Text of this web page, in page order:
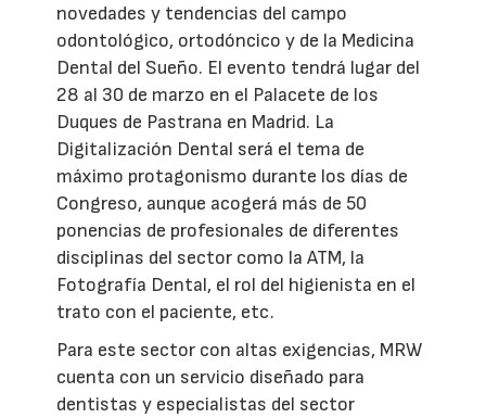
novedades y tendencias del campo
odontológico, ortodóncico y de la Medicina
Dental del Sueño. El evento tendrá lugar del
28 al 30 de marzo en el Palacete de los
Duques de Pastrana en Madrid. La
Digitalización Dental será el tema de
máximo protagonismo durante los días de
Congreso, aunque acogerá más de 50
ponencias de profesionales de diferentes
disciplinas del sector como la ATM, la
Fotografía Dental, el rol del higienista en el
trato con el paciente, etc.
Para este sector con altas exigencias, MRW
cuenta con un servicio diseñado para
dentistas y especialistas del sector